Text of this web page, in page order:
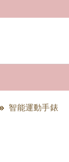
智能運動手錶